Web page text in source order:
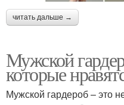
читать дальше →
Мужской
которые
Мужской гардероб – это